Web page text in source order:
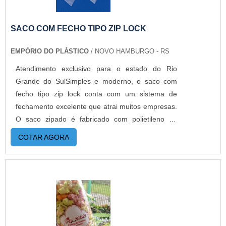
SACO COM FECHO TIPO ZIP LOCK
EMPÓRIO DO PLÁSTICO / NOVO HAMBURGO - RS
Atendimento exclusivo para o estado do Rio
Grande do SulSimples e moderno, o saco com
fecho tipo zip lock conta com um sistema de
fechamento excelente que atrai muitos empresas.
O saco zipado é fabricado com polietileno de
baixa densidade (PEBD). Impressos ou lisos,
transparentes ou pigmentados em até 6 cores. O
produto já ganhou espaço a muito tempo na
tanto um produto.MAIS INFORMAÇÕES
RELEVANTES SOBRE O PRODUTOO zip mostra-
se cada vez mais como a solução mais prática e
rentável na indústria alimentícia por proporcionar
COTAR AGORA